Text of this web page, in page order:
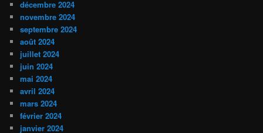
décembre 2024
novembre 2024
septembre 2024
août 2024
juillet 2024
juin 2024
mai 2024
avril 2024
mars 2024
février 2024
janvier 2024